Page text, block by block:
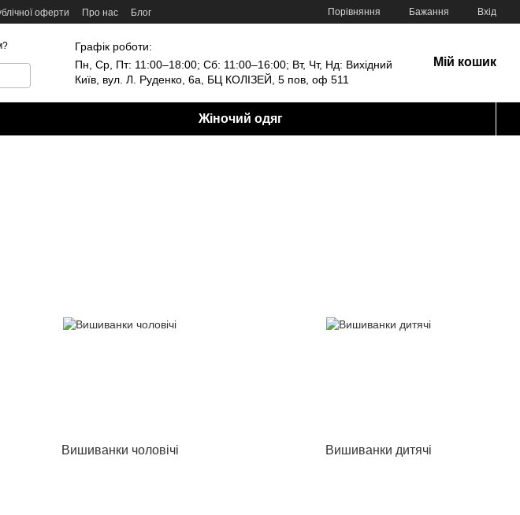
оферти Про нас Блог Порівняння Бажання Вхід
Графік роботи:
Пн, Ср, Пт: 11:00–18:00; Сб: 11:00–16:00; Вт, Чт, Нд: Вихідний
Київ, вул. Л. Руденко, 6а, БЦ КОЛІЗЕЙ, 5 пов, оф 511
Мій кошик
Жіночий одяг
Вишиванки чоловічі Вишиванки дитячі